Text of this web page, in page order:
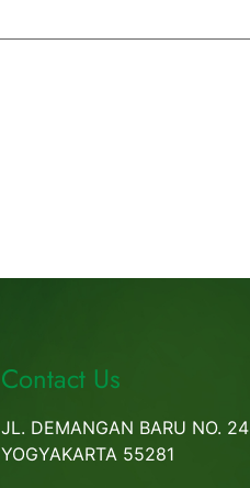
Contact Us
JL. DEMANGAN BARU NO. 24
YOGYAKARTA 55281